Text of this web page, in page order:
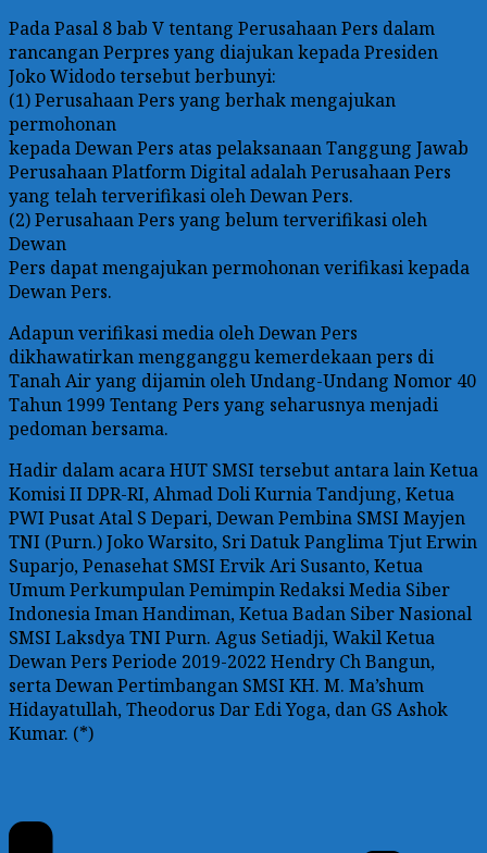
Pada Pasal 8 bab V tentang Perusahaan Pers dalam
rancangan Perpres yang diajukan kepada Presiden
Joko Widodo tersebut berbunyi:
(1) Perusahaan Pers yang berhak mengajukan
permohonan
kepada Dewan Pers atas pelaksanaan Tanggung Jawab
Perusahaan Platform Digital adalah Perusahaan Pers
yang telah terverifikasi oleh Dewan Pers.
(2) Perusahaan Pers yang belum terverifikasi oleh
Dewan
Pers dapat mengajukan permohonan verifikasi kepada
Dewan Pers.
Adapun verifikasi media oleh Dewan Pers
dikhawatirkan mengganggu kemerdekaan pers di
Tanah Air yang dijamin oleh Undang-Undang Nomor 40
Tahun 1999 Tentang Pers yang seharusnya menjadi
pedoman bersama.
Hadir dalam acara HUT SMSI tersebut antara lain Ketua
Komisi II DPR-RI, Ahmad Doli Kurnia Tandjung, Ketua
PWI Pusat Atal S Depari, Dewan Pembina SMSI Mayjen
TNI (Purn.) Joko Warsito, Sri Datuk Panglima Tjut Erwin
Suparjo, Penasehat SMSI Ervik Ari Susanto, Ketua
Umum Perkumpulan Pemimpin Redaksi Media Siber
Indonesia Iman Handiman, Ketua Badan Siber Nasional
SMSI Laksdya TNI Purn. Agus Setiadji, Wakil Ketua
Dewan Pers Periode 2019-2022 Hendry Ch Bangun,
serta Dewan Pertimbangan SMSI KH. M. Ma’shum
Hidayatullah, Theodorus Dar Edi Yoga, dan GS Ashok
Kumar. (*)